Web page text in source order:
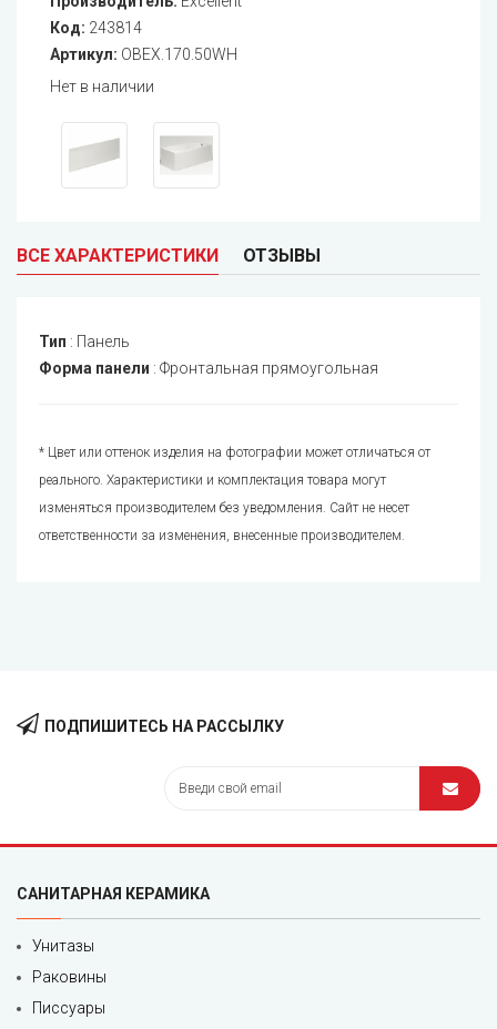
Код: 243814
Артикул: OBEX.170.50WH
Нет в наличии
ВСЕ ХАРАКТЕРИСТИКИ ОТЗЫВЫ
Тип : Панель
Форма панели : Фронтальная прямоугольная
* Цвет или оттенок изделия на фотографии может отличаться от
реального. Характеристики и комплектация товара могут
изменяться производителем без уведомления. Сайт не несет
ответственности за изменения, внесенные производителем.
ПОДПИШИТЕСЬ НА РАССЫЛКУ
САНИТАРНАЯ КЕРАМИКА
Унитазы
Раковины
Писсуары